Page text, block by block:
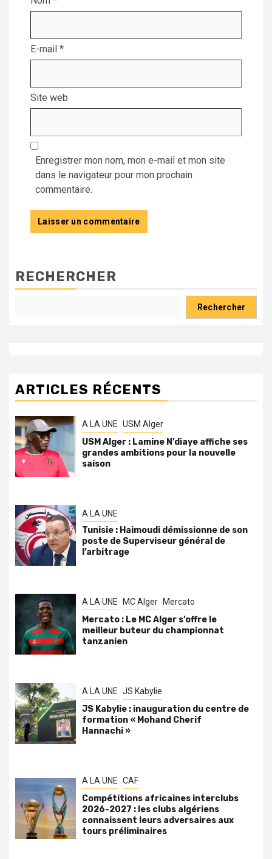
E-mail *
Site web
Enregistrer mon nom, mon e-mail et mon site
dans le navigateur pour mon prochain
commentaire.
RECHERCHER
Rechercher
ARTICLES RÉCENTS
A LA UNE USM Alger
USM Alger : Lamine N’diaye affiche ses
grandes ambitions pour la nouvelle
saison
A LA UNE
Tunisie : Haimoudi démissionne de son
poste de Superviseur général de
l’arbitrage
A LA UNE MC Alger Mercato
Mercato : Le MC Alger s’offre le
meilleur buteur du championnat
tanzanien
A LA UNE JS Kabylie
JS Kabylie : inauguration du centre de
formation « Mohand Cherif
Hannachi »
A LA UNE CAF
Compétitions africaines interclubs
2026-2027 : les clubs algériens
connaissent leurs adversaires aux
tours préliminaires